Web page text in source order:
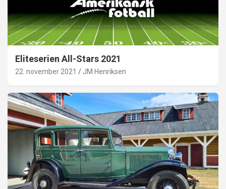
Eliteserien All-Stars 2021
22. november 2021 JM Henriksen